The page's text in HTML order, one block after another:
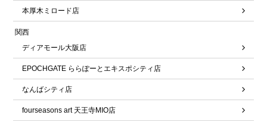
本厚木ミロード店
関西
ディアモール大阪店
EPOCHGATE ららぽーとエキスポシティ店
なんばシティ店
fourseasons art 天王寺MIO店